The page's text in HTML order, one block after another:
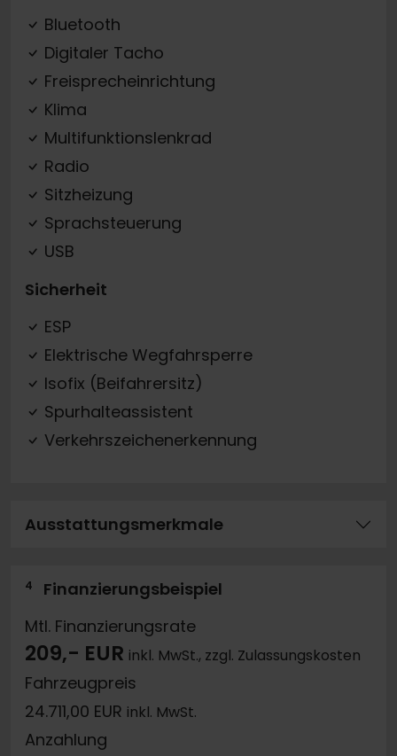
Bluetooth
Digitaler Tacho
Freisprecheinrichtung
Klima
Multifunktionslenkrad
Radio
Sitzheizung
Sprachsteuerung
USB
Sicherheit
ESP
Elektrische Wegfahrsperre
Isofix (Beifahrersitz)
Spurhalteassistent
Verkehrszeichenerkennung
Ausstattungsmerkmale
4
Finanzierungsbeispiel
Mtl. Finanzierungsrate
209,- EUR inkl. MwSt., zzgl. Zulassungskosten
Fahrzeugpreis
24.711,00 EUR inkl. MwSt.
Anzahlung